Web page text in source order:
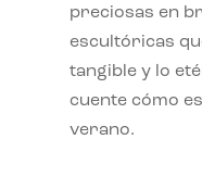
preciosas en
escultóricas
tangible y lo
cuente cómo
verano.